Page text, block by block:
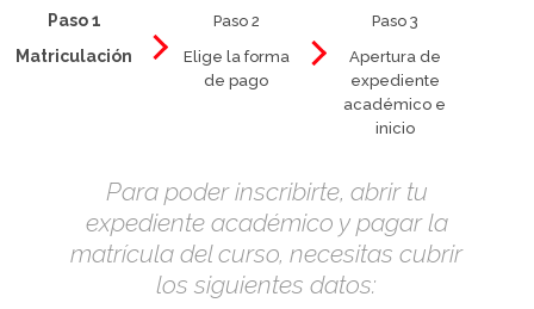
Paso 1
Matriculación
Paso 2
Elige la forma
de pago
Paso 3
Apertura de
expediente
académico e
inicio
Para poder inscribirte, abrir tu
expediente académico y pagar la
matrícula del curso, necesitas cubrir
los siguientes datos: